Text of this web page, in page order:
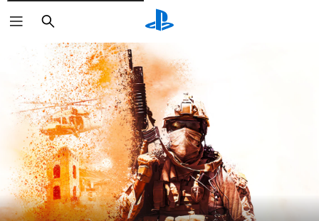
Zoeken